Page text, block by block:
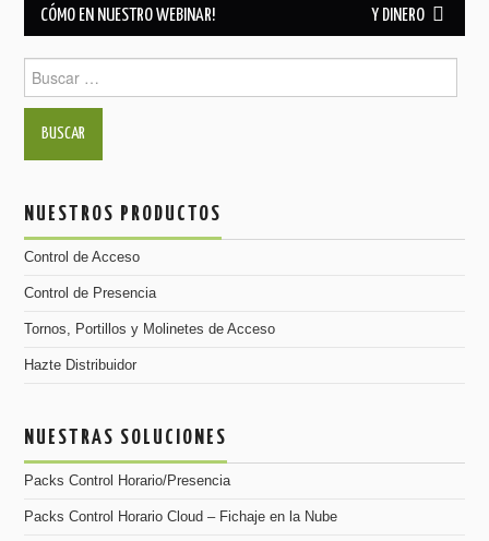
CÓMO EN NUESTRO WEBINAR!
Y DINERO
Buscar para
NUESTROS PRODUCTOS
Control de Acceso
Control de Presencia
Tornos, Portillos y Molinetes de Acceso
Hazte Distribuidor
NUESTRAS SOLUCIONES
Packs Control Horario/Presencia
Packs Control Horario Cloud – Fichaje en la Nube